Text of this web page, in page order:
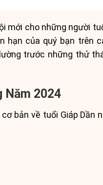
mới cho những người
của quý bạn trên
trước những thử
Năm 2024
bản về tuổi Giáp Dần